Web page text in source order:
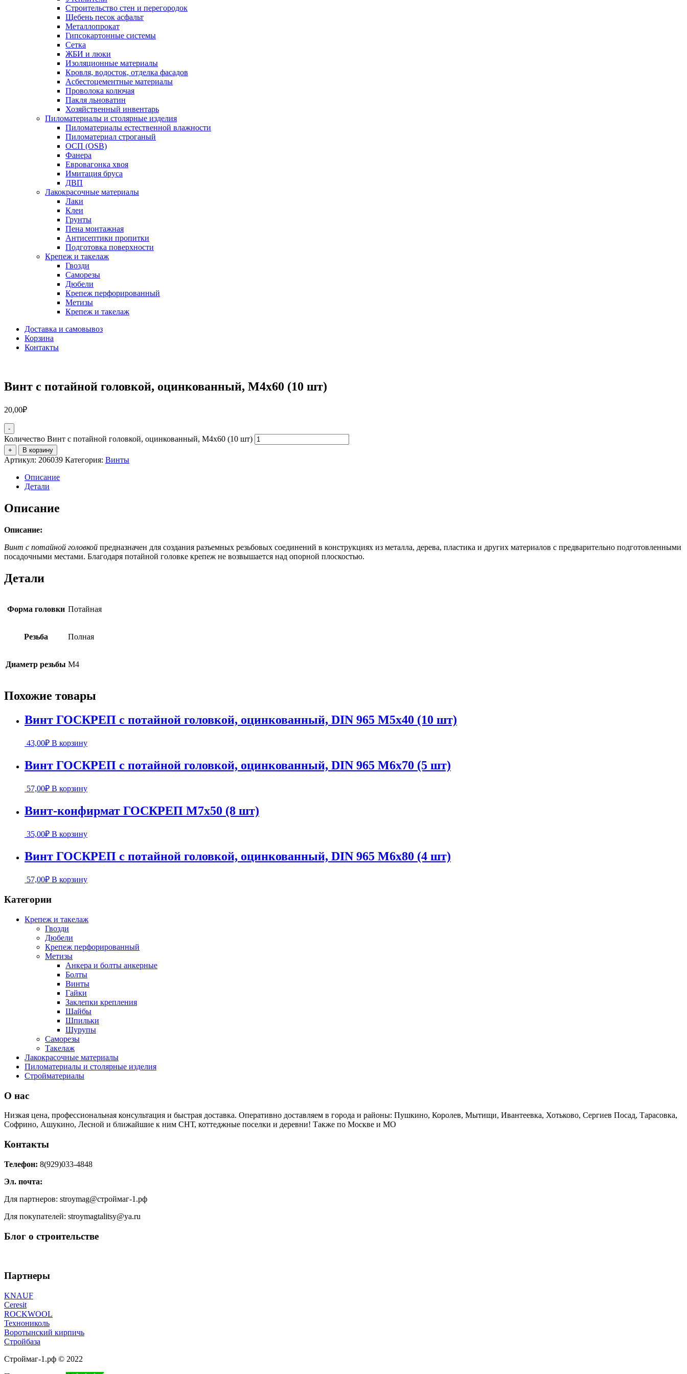
Строительство стен и перегородок
Щебень песок асфальт
Металлопрокат
Гипсокартонные системы
Сетка
ЖБИ и люки
Изоляционные материалы
Кровля, водосток, отделка фасадов
Асбестоцементные материалы
Проволока колючая
Пакля льноватин
Хозяйственный инвентарь
Пиломатериалы и столярные изделия
Пиломатериалы естественной влажности
Пиломатериал строганый
ОСП (OSB)
Фанера
Евровагонка хвоя
Имитация бруса
ДВП
Лакокрасочные материалы
Лаки
Клеи
Грунты
Пена монтажная
Антисептики пропитки
Подготовка поверхности
Крепеж и такелаж
Гвозди
Саморезы
Дюбели
Крепеж перфорированный
Метизы
Крепеж и такелаж
Доставка и самовывоз
Корзина
Контакты
Винт с потайной головкой, оцинкованный, М4х60 (10 шт)
20,00₽
-
Количество Винт с потайной головкой, оцинкованный, М4х60 (10 шт)
+ В корзину
Артикул: 206039 Категория: Винты
Описание
Детали
Описание
Описание:
Винт с потайной головкой предназначен для создания разъемных резьбовых соединений в конструкциях из металла, дерева, пластика и других материалов с предварительно подготовленными
посадочными местами. Благодаря потайной головке крепеж не возвышается над опорной плоскостью.
Детали
Форма головки Потайная
Резьба Полная
Диаметр резьбы М4
Похожие товары
Винт ГОСКРЕП с потайной головкой, оцинкованный, DIN 965 М5х40 (10 шт)
43,00₽ В корзину
Винт ГОСКРЕП с потайной головкой, оцинкованный, DIN 965 М6х70 (5 шт)
57,00₽ В корзину
Винт-конфирмат ГОСКРЕП М7х50 (8 шт)
35,00₽ В корзину
Винт ГОСКРЕП с потайной головкой, оцинкованный, DIN 965 М6х80 (4 шт)
57,00₽ В корзину
Категории
Крепеж и такелаж
Гвозди
Дюбели
Крепеж перфорированный
Метизы
Анкера и болты анкерные
Болты
Винты
Гайки
Заклепки крепления
Шайбы
Шпильки
Шурупы
Саморезы
Такелаж
Лакокрасочные материалы
Пиломатериалы и столярные изделия
Стройматериалы
О нас
Низкая цена, профессиональная консультация и быстрая доставка. Оперативно доставляем в города и районы: Пушкино, Королев, Мытищи, Ивантеевка, Хотьково, Сергиев Посад, Тарасовка,
Софрино, Ашукино, Лесной и ближайшие к ним СНТ, коттеджные поселки и деревни! Также по Москве и МО
Контакты
Телефон: 8(929)033-4848
Эл. почта:
Для партнеров: stroymag@строймаг-1.рф
Для покупателей: stroymagtalitsy@ya.ru
Блог о строительстве
Партнеры
KNAUF
Ceresit
ROCKWOOL
Технониколь
Воротынский кирпичь
Стройбаза
Строймаг-1.рф © 2022